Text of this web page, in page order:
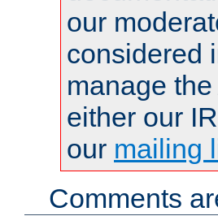
our
considered
manage
either our
our mailing
Comments